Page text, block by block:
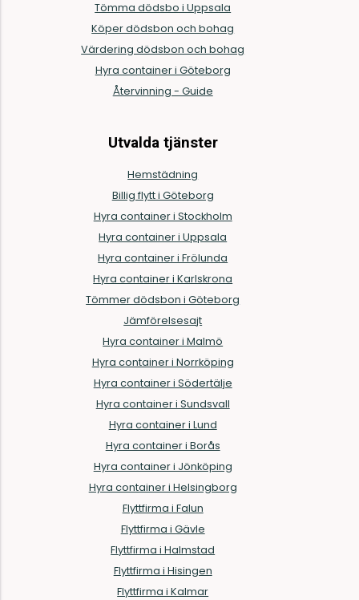
Tömma dödsbo i Uppsala
Köper dödsbon och bohag
Värdering dödsbon och bohag
Hyra container i Göteborg
Återvinning - Guide
Utvalda tjänster
Hemstädning
Billig flytt i Göteborg
Hyra container i Stockholm
Hyra container i Uppsala
Hyra container i Frölunda
Hyra container i Karlskrona
Tömmer dödsbon i Göteborg
Jämförelsesajt
Hyra container i Malmö
Hyra container i Norrköping
Hyra container i Södertälje
Hyra container i Sundsvall
Hyra container i Lund
Hyra container i Borås
Hyra container i Jönköping
Hyra container i Helsingborg
Flyttfirma i Falun
Flyttfirma i Gävle
Flyttfirma i Halmstad
Flyttfirma i Hisingen
Flyttfirma i Kalmar